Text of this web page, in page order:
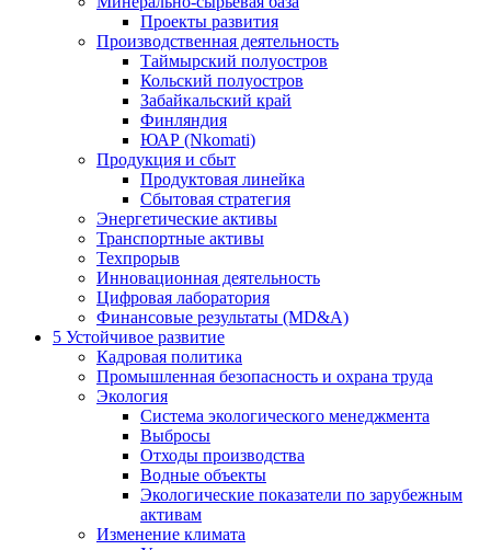
Проекты развития
Производственная деятельность
Таймырский полуостров
Кольский полуостров
Забайкальский край
Финляндия
ЮАР (Nkomati)
Продукция и сбыт
Продуктовая линейка
Сбытовая стратегия
Энергетические активы
Транспортные активы
Техпрорыв
Инновационная деятельность
Цифровая лаборатория
Финансовые результаты (MD&A)
5 Устойчивое развитие
Кадровая политика
Промышленная безопасность и охрана труда
Экология
Система экологического менеджмента
Выбросы
Отходы производства
Водные объекты
Экологические показатели по зарубежным
активам
Изменение климата